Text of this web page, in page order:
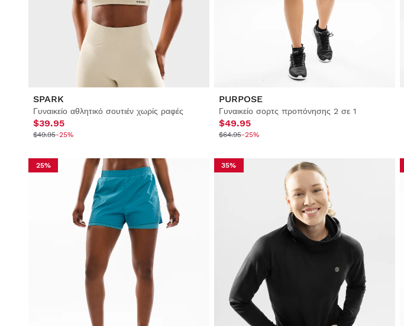
Σκι & Σνόουμπορντ
Προβολή Όλων Άνδρας
Σκι & Σνόουμπορντ
Προβολή Όλων Γυναίκα
Ποδόσφαιρο
Προβολή Όλων Παιδικά
SPARK
Γυναικείο αθλητικό σουτιέν χωρίς ραφές
$39.95
$49.95-25%
PURPOSE
Γυναικείο σορτς προπόνησης 2 σε 1
$49.95
$64.95-25%
25% 35%